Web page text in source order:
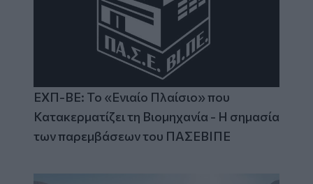
ΕΧΠ-ΒΕ: Το «Ενιαίο Πλαίσιο» που
Κατακερματίζει τη Βιομηχανία - Η σημασία
των παρεμβάσεων του ΠΑΣΕΒΙΠΕ